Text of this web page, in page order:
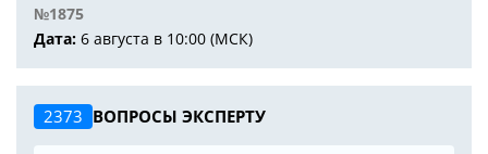
№1875
Дата: 6 августа в 10:00 (МСК)
2373 ВОПРОСЫ ЭКСПЕРТУ